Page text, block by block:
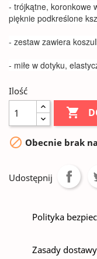
- trójkątne, koronkowe
pięknie podkreślone
- zestaw zawiera
- miłe w dotyku,
Ilość

 Obecnie brak
Udostępnij
Polityka
Zasady dostawy